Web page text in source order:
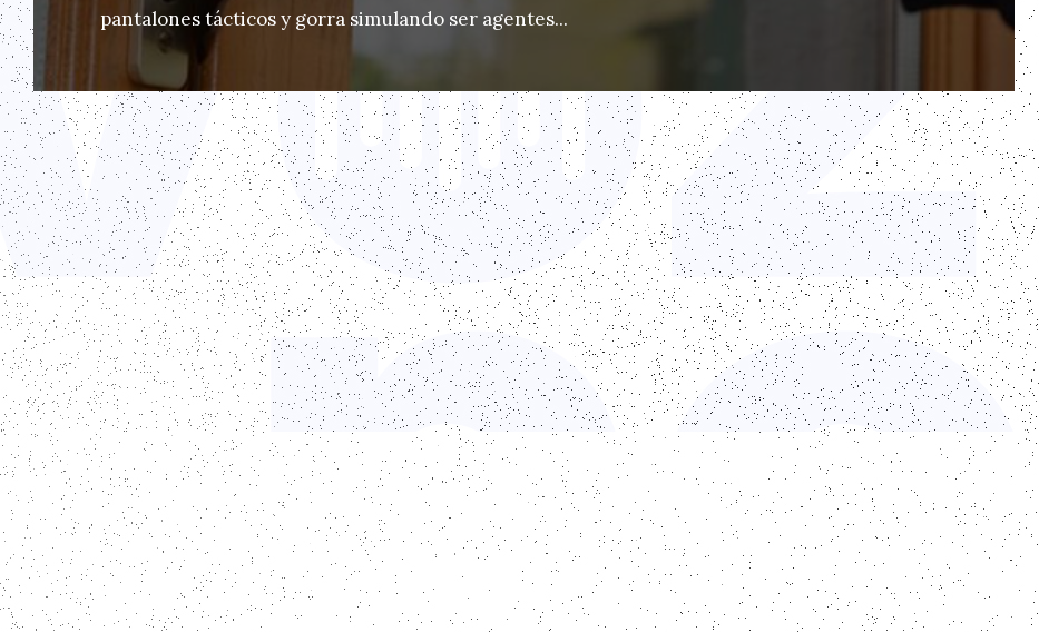
pantalones tácticos y gorra simulando ser agentes...